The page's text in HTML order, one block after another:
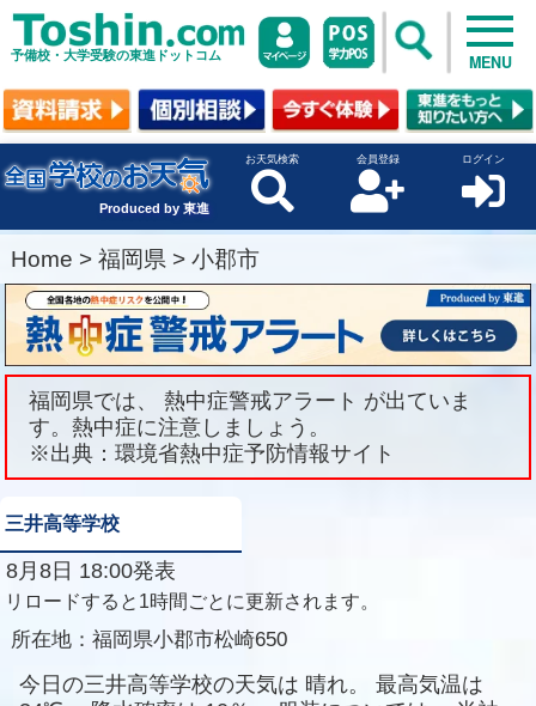
予備校・大学受験の東進ドットコム MENU
Produced by 東進
お天気検索 会員登録 ログイン
Home > 福岡県 > 小郡市
福岡県では、 熱中症警戒アラート が出ていま
す。熱中症に注意しましょう。
※出典：環境省熱中症予防情報サイト
三井高等学校
8月8日 18:00発表
リロードすると1時間ごとに更新されます。
所在地： 福岡県小郡市松崎650
今日の三井高等学校の天気は 晴れ。
最高気温は